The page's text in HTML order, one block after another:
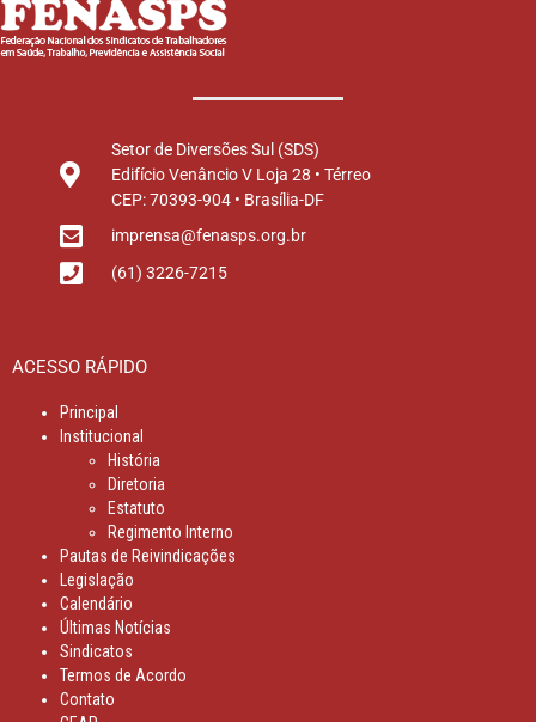
Setor de Diversões Sul (SDS)
Edifício Venâncio V Loja 28 • Térreo
CEP: 70393-904 • Brasília-DF
imprensa@fenasps.org.br
(61) 3226-7215
ACESSO RÁPIDO
Principal
Institucional
História
Diretoria
Estatuto
Regimento Interno
Pautas de Reivindicações
Legislação
Calendário
Últimas Notícias
Sindicatos
Termos de Acordo
Contato